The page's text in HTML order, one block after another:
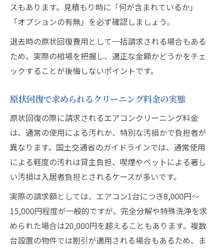
スもあります。見積もり時に「何が含まれているか」
「オプションの有無」を必ず確認しましょう。
退去時の原状回復費用として一括請求される場合もある
ため、実際の相場を把握し、適正な金額かどうかをチェ
ックすることが後悔しないポイントです。
原状回復で求められるクリーニング料金の実態
原状回復の際に請求されるエアコンクリーニング料金
は、通常の使用による汚れか、特別な汚損かで負担者が
異なります。国土交通省のガイドラインでは、通常使用
による軽度の汚れは貸主負担、喫煙やペットによる著し
い汚損は入居者負担とされるケースが多いです。
実際の請求額としては、エアコン1台につき8,000円～
15,000円程度が一般的ですが、完全分解や特殊洗浄を求
められた場合は20,000円を超えることもあります。複数
台設置の物件では割引が適用される場合もあるため、ま